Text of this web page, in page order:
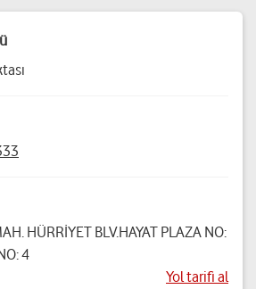
HÜRRİYET BLV.HAYAT PLAZA NO:
4
Yol tarifi al